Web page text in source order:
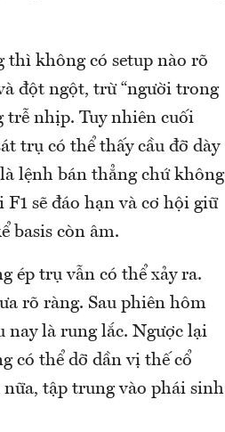
không có setup nào rõ
đột ngột, trừ “người trong
trễ nhịp. Tuy nhiên cuối
trụ có thể thấy cầu đỡ dày
lệnh bán thẳng chứ không
sẽ đáo hạn và cơ hội giữ
basis còn âm.
ép trụ vẫn có thể xảy ra.
rõ ràng. Sau phiên hôm
nay là rung lắc. Ngược lại
có thể dỡ dần vị thế cổ
tập trung vào phái sinh